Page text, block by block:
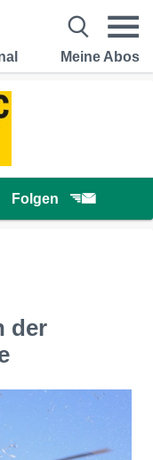
Meine Abos
Folgen
der